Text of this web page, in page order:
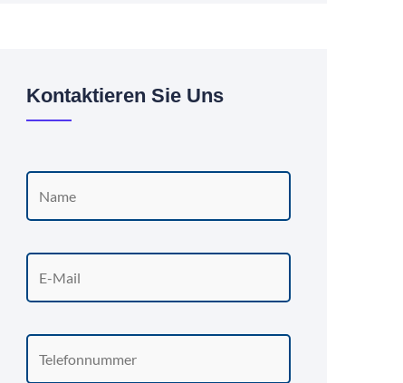
Kontaktieren Sie Uns